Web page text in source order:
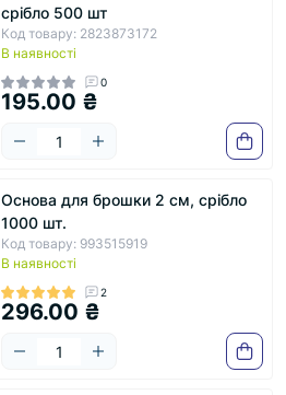
срібло 500 шт
Код товару: 2823873172
В наявності
0
195.00 ₴
Основа для брошки 2 см, срібло
1000 шт.
Код товару: 993515919
В наявності
2
296.00 ₴